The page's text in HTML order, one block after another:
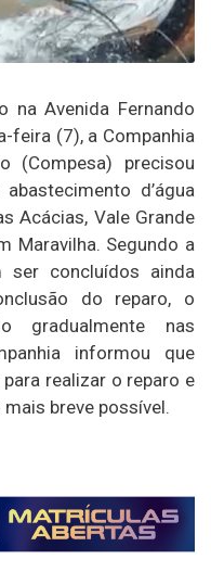
na Avenida Fernando
feira (7), a Companhia
(Compesa) precisou
d’água
Acácias, Vale Grande
Maravilha. Segundo a
ser concluídos ainda
do reparo, o
gradualmente nas
informou que
realizar o reparo e
breve possível.